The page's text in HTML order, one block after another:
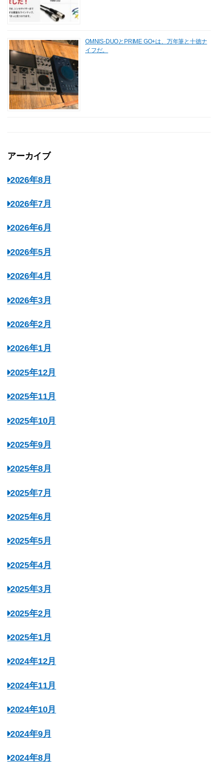
OMNIS-DUOとPRIME GO+は、万年筆と十徳ナ
イフだ。
アーカイブ
2026年8月
2026年7月
2026年6月
2026年5月
2026年4月
2026年3月
2026年2月
2026年1月
2025年12月
2025年11月
2025年10月
2025年9月
2025年8月
2025年7月
2025年6月
2025年5月
2025年4月
2025年3月
2025年2月
2025年1月
2024年12月
2024年11月
2024年10月
2024年9月
2024年8月